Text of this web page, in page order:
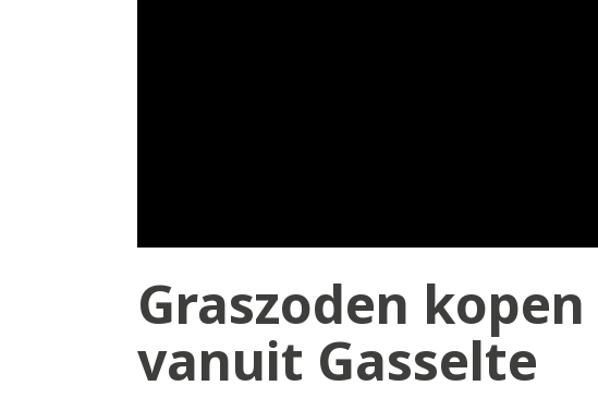
Graszoden
vanuit Gasselte